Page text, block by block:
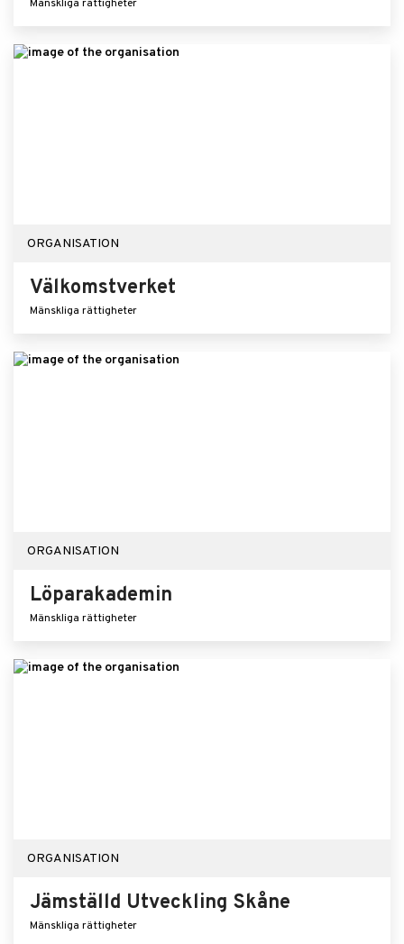
Mänskliga rättigheter
ORGANISATION
Välkomstverket
Mänskliga rättigheter
ORGANISATION
Löparakademin
Mänskliga rättigheter
ORGANISATION
Jämställd Utveckling Skåne
Mänskliga rättigheter